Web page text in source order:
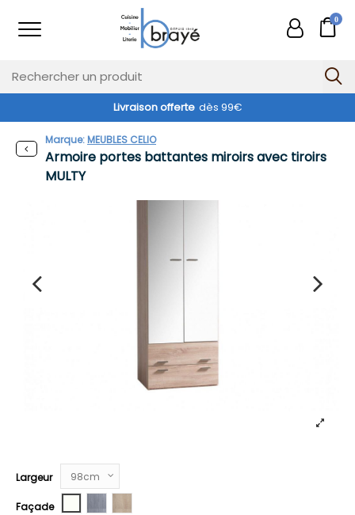
0
Livraison offerte dès 99€
Armoire portes battantes miroirs avec tiroirs
MULTY
Marque:MEUBLES CELIO
Largeur
Façade